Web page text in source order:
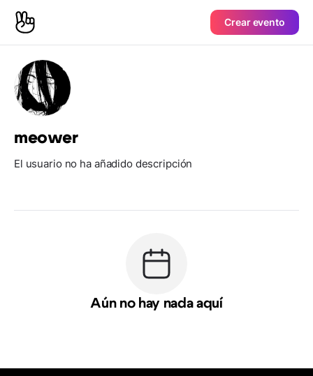
Crear evento
meower
El usuario no ha añadido descripción
Aún no hay nada aquí